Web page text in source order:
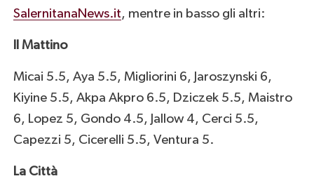
SalernitanaNews.it, mentre in basso gli altri:
Il Mattino
Micai 5.5, Aya 5.5, Migliorini 6, Jaroszynski 6,
Kiyine 5.5, Akpa Akpro 6.5, Dziczek 5.5, Maistro
6, Lopez 5, Gondo 4.5, Jallow 4, Cerci 5.5,
Capezzi 5, Cicerelli 5.5, Ventura 5.
La Città